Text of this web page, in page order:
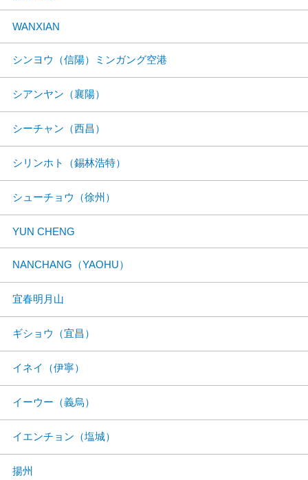
WANXIAN
シンヨウ（信陽）ミンガング空港
シアンヤン（襄陽）
シーチャン（西昌）
シリンホト（錫林浩特）
シューチョウ（徐州）
YUN CHENG
NANCHANG（YAOHU）
宜春明月山
ギショウ（宜昌）
イネイ（伊寧）
イーウー（義烏）
イエンチョン（塩城）
揚州